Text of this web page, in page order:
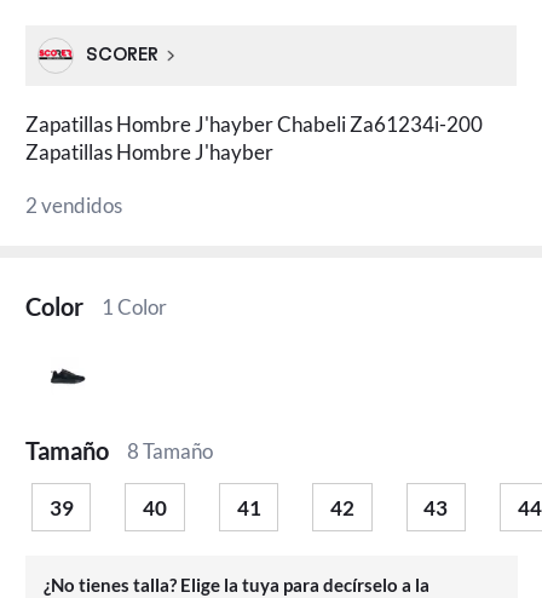
SCORER
Zapatillas Hombre J'hayber Chabeli Za61234i-200
Zapatillas Hombre J'hayber
2 vendidos
Color 1 Color
Tamaño 8 Tamaño
39 40 41 42 43 44
¿No tienes talla? Elige la tuya para decírselo a la